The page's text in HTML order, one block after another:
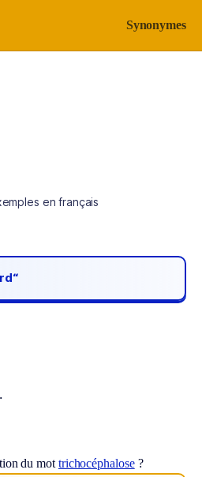
Synonymes
en français
du mot trichocéphalose?